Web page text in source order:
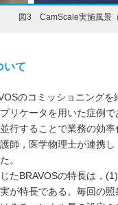
図3 CamScale実施風景
いて
のコミッショニング
リケータを用いた症例
行することで業務の効
師，医学物理士が連携
。
たBRAVOSの特長は，
が特長である。毎回の